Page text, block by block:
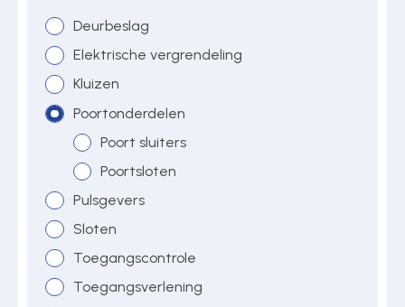
Voedingen
Over ons
Contact
Deurbeslag
Elektrische vergrendeling
Kluizen
Poortonderdelen
Poort sluiters
Poortsloten
Pulsgevers
Sloten
Toegangscontrole
Toegangsverlening